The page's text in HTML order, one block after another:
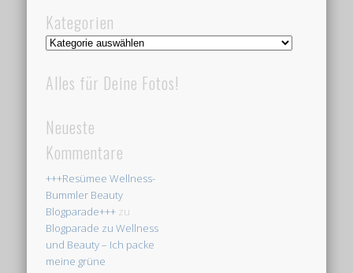
Kategorien
Kategorien
Alles für Deine Fotos!
Neueste
Kommentare
+++Resümee Wellness-
Bummler Beauty
Blogparade+++ zu
Blogparade zu Wellness
und Beauty – Ich packe
meine grüne